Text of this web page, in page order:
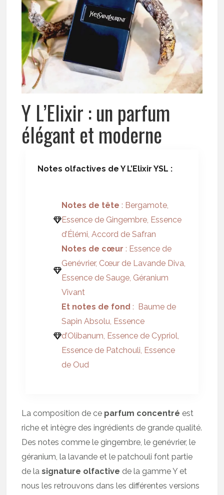
Y L’Elixir : un parfum
élégant et moderne
Notes olfactives de Y L’Elixir YSL :
Notes de tête : Bergamote,
Essence de Gingembre, Essence
d’Élémi, Accord de Safran
Notes de cœur : Essence de
Genévrier, Cœur de Lavande Diva,
Essence de Sauge, Géranium
Vivant
Et notes de fond : Baume de
Sapin Absolu, Essence
d’Olibanum, Essence de Cypriol,
Essence de Patchouli, Essence
de Oud
La composition de ce parfum concentré est
riche et intègre des ingrédients de grande qualité.
Des notes comme le gingembre, le genévrier, le
géranium, la lavande et le patchouli font partie
de lasignature olfactive de la gamme Y et
nous les retrouvons dans les différentes versions